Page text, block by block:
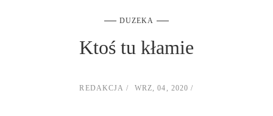
DUZEKA
Ktoś tu kłamie
REDAKCJA WRZ, 04, 2020